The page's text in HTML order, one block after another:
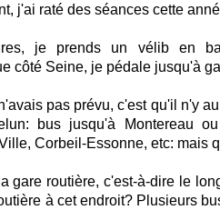
j'ai raté des séances cette
je prends un vélib en
côté Seine, je pédale jusqu'à
pas prévu, c'est qu'il n'y
bus jusqu'à Montereau
Corbeil-Essonne, etc: mais
gare routière, c'est-à-dire le
à cet endroit? Plusieurs